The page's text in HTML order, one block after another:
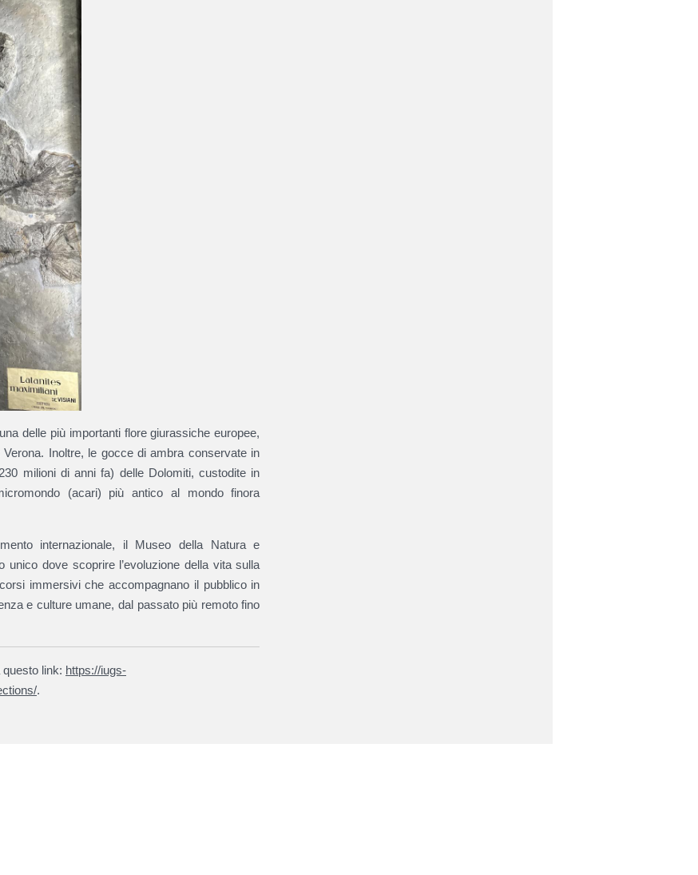
delle più importanti flore giurassiche europee,
Inoltre, le gocce di ambra conservate in
milioni di anni fa) delle Dolomiti, custodite in
(acari) più antico al mondo finora
internazionale, il Museo della Natura e
unico dove scoprire l’evoluzione della vita sulla
immersivi che accompagnano il pubblico in
e culture umane, dal passato più remoto fino
link: https://iugs-
.